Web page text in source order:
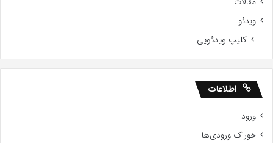
ویدئو
کلیپ ویدئویی
اطلاعات
ورود
خوراک ورودی‌ها